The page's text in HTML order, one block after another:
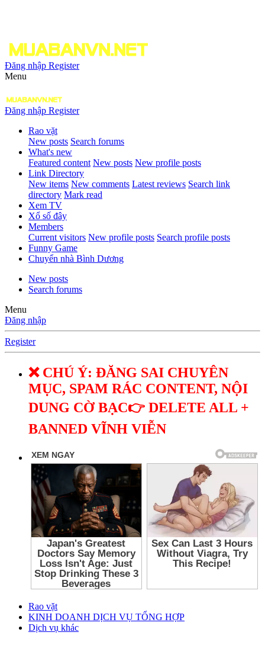
Đăng nhập Register
Menu
Đăng nhập Register
Rao vặt
New posts Search forums
What's new
Featured content New posts New profile posts
Link Directory
New items New comments Latest reviews Search link
directory Mark read
Xem TV
Xổ số đây
Members
Current visitors New profile posts Search profile posts
Funny Game
Chuyển nhà Bình Dương
New posts
Search forums
Menu
Đăng nhập
Register
❌ CHÚ Ý: ĐĂNG SAI CHUYÊN
MỤC, SPAM RÁC CONTENT, NỘI
DUNG CỜ BẠC👉 DELETE ALL +
BANNED VĨNH VIỄN
Rao vặt
KINH DOANH DỊCH VỤ TỔNG HỢP
Dịch vụ khác